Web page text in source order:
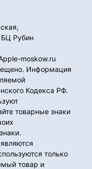
БЦ Рубин
moskow.ru
Информация
Кодекса РФ.
товарные знаки
только
товар и